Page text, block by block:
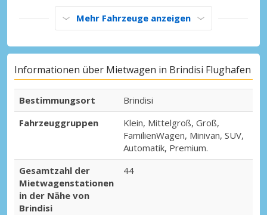
Mehr Fahrzeuge anzeigen
Informationen über Mietwagen in Brindisi Flughafen
Bestimmungsort
Brindisi
Fahrzeuggruppen
Klein, Mittelgroß, Groß,
FamilienWagen, Minivan, SUV,
Automatik, Premium.
Gesamtzahl der
Mietwagenstationen
in der Nähe von
Brindisi
44